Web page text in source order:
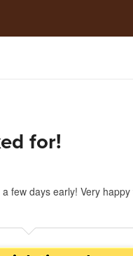
for!
few days early! Very